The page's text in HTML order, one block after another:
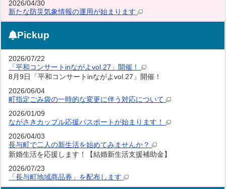
2026/04/30
新たな防災気象情報の運用が始まります
Pickup
2026/07/22
「平和コンサートinながよvol.27」開催！
8月9日「平和コンサートinながよvol.27」開催！
2026/06/04
町指定ごみ袋の一時的な変更に伴う対応について
2026/01/09
ながさきカップル応援パスポートが始まります！
2026/04/03
長与町で二人の新生活を始めてみませんか？
新婚生活を応援します！【結婚新生活支援補助金】
2026/07/23
「長与町地域商品券」を配布します